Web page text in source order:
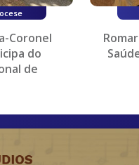
Coronel
do
de